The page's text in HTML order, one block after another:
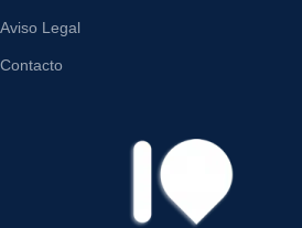
Aviso Legal
Contacto